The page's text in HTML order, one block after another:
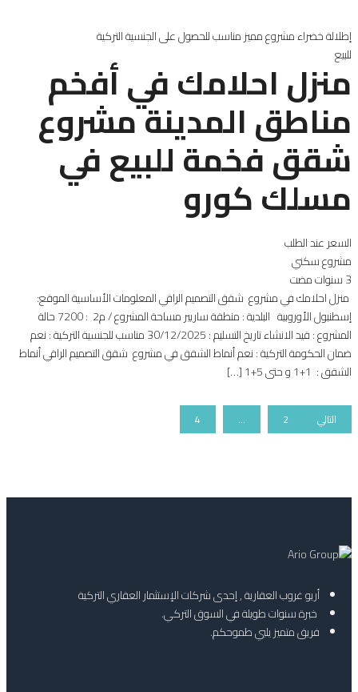
إطلالة خضراءمشروع مميزمناسب للحصول على الجنسية التركية
للبيع
منزل احلامك في أفخم
مناطق المدينة مشروع
شقق فخمة للبيع في
مسلك كورو
السعر عند الطلب
مشروع سكني
3 سنوات مضت
منزل احلامك في مشروع شقق التصميم الراقي المعلومات الأساسية الموقع:
إسطنبول الأوروبية البلدية : منطقة ساريير مساحة المشروع / م2 : 7200 حالة
المشروع : قيد الانشاء تاريخ التسليم : 30/12/2025 مناسب للجنسية التركية : نعم
ضمان الحكومة التركية : نعم أنماط الشقق في مشروع شقق التصميم الراقي أنماط
الشقق : 1+1 و حتى 5+1 […]
1
2
…
4 التالي
أريو غروب العقارية , إحدى شركات الإستثمار العقاري التركية
خبرة سنوات طويلة في السوق التركي.
فريق متميز يلبي طموحكم.